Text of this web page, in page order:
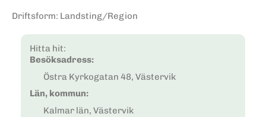
Driftsform: Landsting/Region
Hitta hit:
Besöksadress:
Östra Kyrkogatan 48, Västervik
Län, kommun:
Kalmar län, Västervik